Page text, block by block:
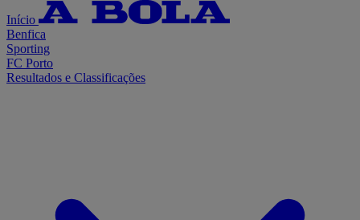
Início
Benfica
Sporting
FC Porto
Resultados e Classificações